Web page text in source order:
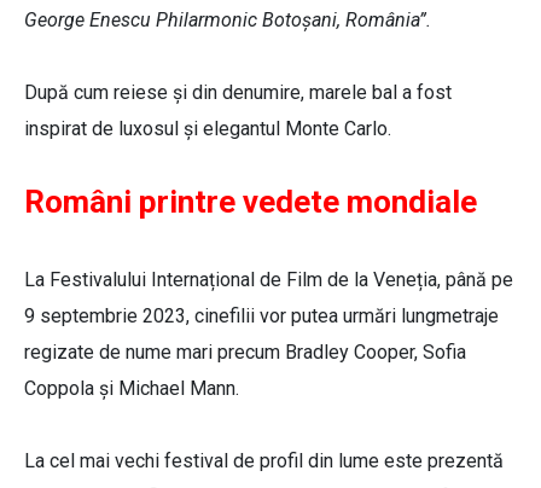
George Enescu Philarmonic Botoșani, România”.
După cum reiese și din denumire, marele bal a fost
inspirat de luxosul și elegantul Monte Carlo.
Români printre vedete mondiale
La Festivalului Internațional de Film de la Veneția, până pe
9 septembrie 2023, cinefilii vor putea urmări lungmetraje
regizate de nume mari precum Bradley Cooper, Sofia
Coppola și Michael Mann.
La cel mai vechi festival de profil din lume este prezentă